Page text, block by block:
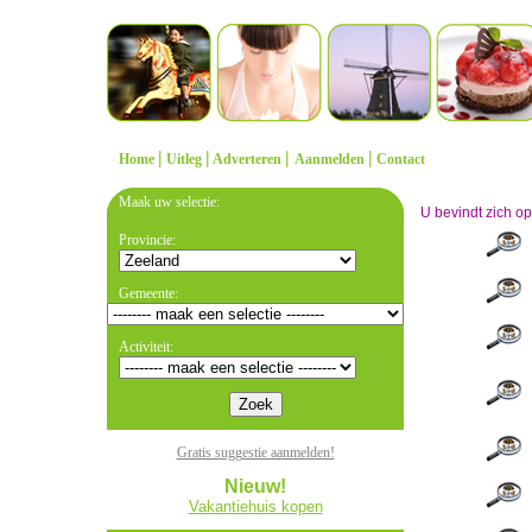
Home | Uitleg | Adverteren | Aanmelden | Contact
Maak uw selectie:
Provincie:
Gemeente:
Activiteit:
Gratis suggestie aanmelden!
Nieuw!
Vakantiehuis kopen
U bevindt zich